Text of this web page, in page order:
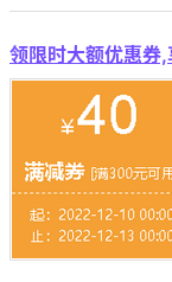
领限时大额优惠券